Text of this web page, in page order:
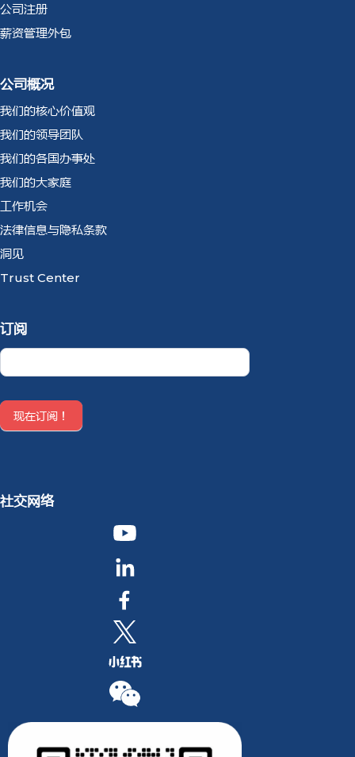
公司注册
薪资管理外包
公司概况
我们的核心价值观
我们的领导团队
我们的各国办事处
我们的大家庭
工作机会
法律信息与隐私条款
洞见
Trust Center
订阅
Newsletter
CN
现在订阅！
社交网络